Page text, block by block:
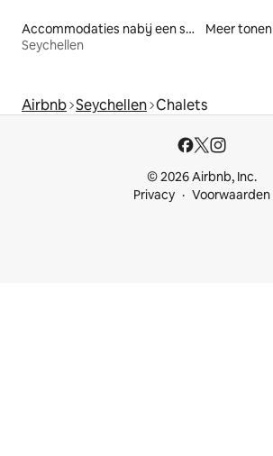
Accommodaties nabij een strand
Seychellen
Meer tonen
Airbnb Seychellen Chalets
© 2026 Airbnb, Inc.
Privacy
Voorwaarden